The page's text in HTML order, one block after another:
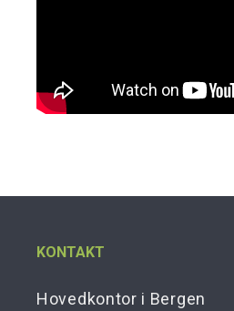
KONTAKT
Hovedkontor i Bergen